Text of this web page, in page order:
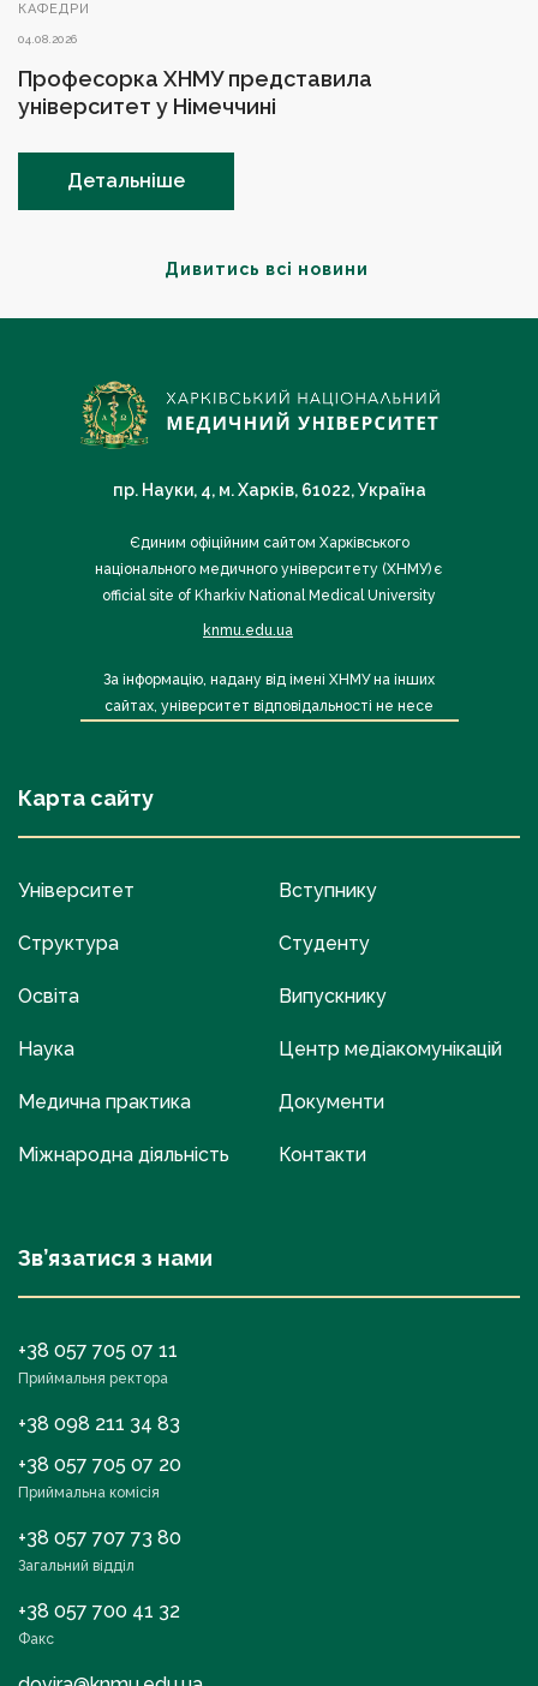
Дивитись всі новини
КАФЕДРИ
04.08.2026
Професорка ХНМУ представила
університет у Німеччині
Детальніше
пр. Науки, 4, м. Харків, 61022, Україна
Єдиним офіційним сайтом Харківського
національного медичного університету (ХНМУ) є
official site of Kharkiv National Medical University
knmu.edu.ua
За інформацію, надану від імені ХНМУ на інших
сайтах, університет відповідальності не несе
Карта сайту
Університет
Структура
Освіта
Наука
Медична практика
Міжнародна діяльність
Вступнику
Студенту
Випускнику
Центр медіакомунікацій
Документи
Контакти
Зв’язатися з нами
+38 057 705 07 11
Приймальня ректора
+38 098 211 34 83
+38 057 705 07 20
Приймальна комісія
+38 057 707 73 80
Загальний відділ
+38 057 700 41 32
Факс